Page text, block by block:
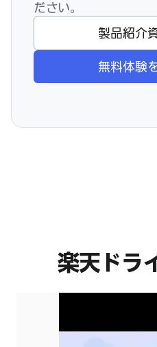
ださい。
製品紹介
無料体験
楽天ドラ